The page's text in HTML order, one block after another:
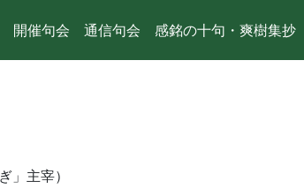
開催句会 通信句会 感銘の十句・爽樹集抄
主宰）